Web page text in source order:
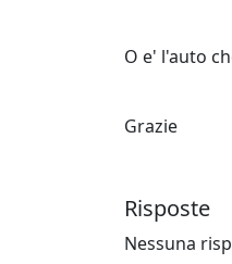
O e' l'auto
Grazie
Risposte
Nessuna